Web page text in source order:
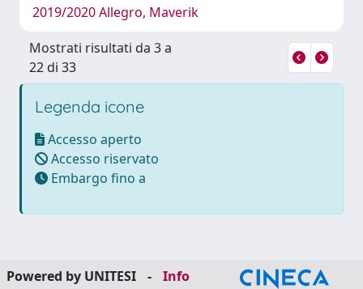
2019/2020 Allegro, Maverik
Mostrati risultati da 3 a
22 di 33
Legenda icone
Accesso aperto
Accesso riservato
Embargo fino a
Powered by UNITESI -
Info